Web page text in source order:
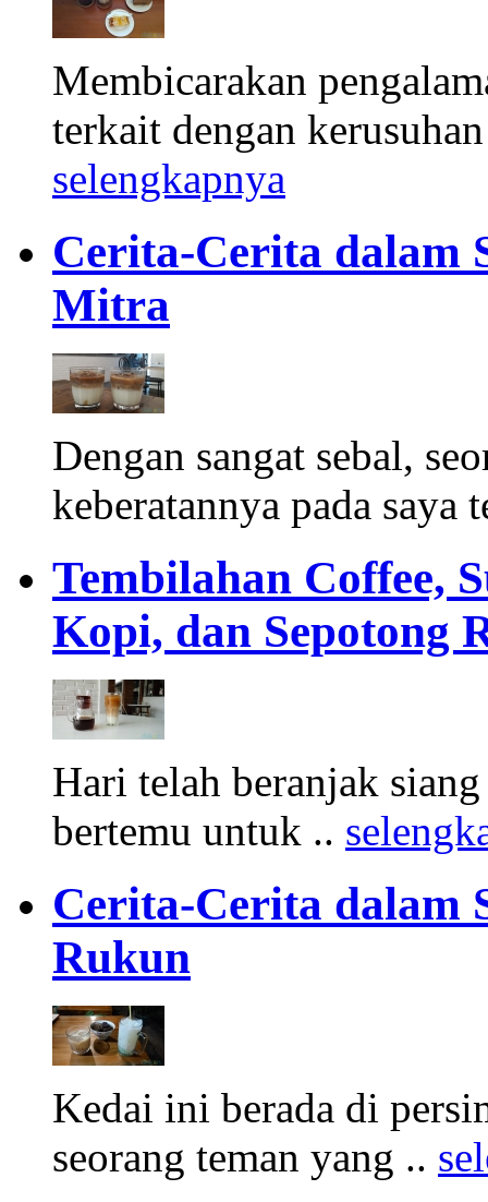
Membicarakan
terkait dengan
selengkapnya
Cerita-Cerita dalam
Mitra
Dengan sangat sebal,
keberatannya pada saya
Tembilahan Coffee,
Kopi, dan Sepotong
Hari telah beranjak
bertemu untuk ..
Cerita-Cerita dalam
Rukun
Kedai ini berada di
seorang teman yang ..